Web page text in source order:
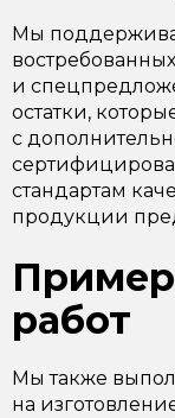
Мы
и
остатки,
с
стандартам
продукции
работ
Мы также
на